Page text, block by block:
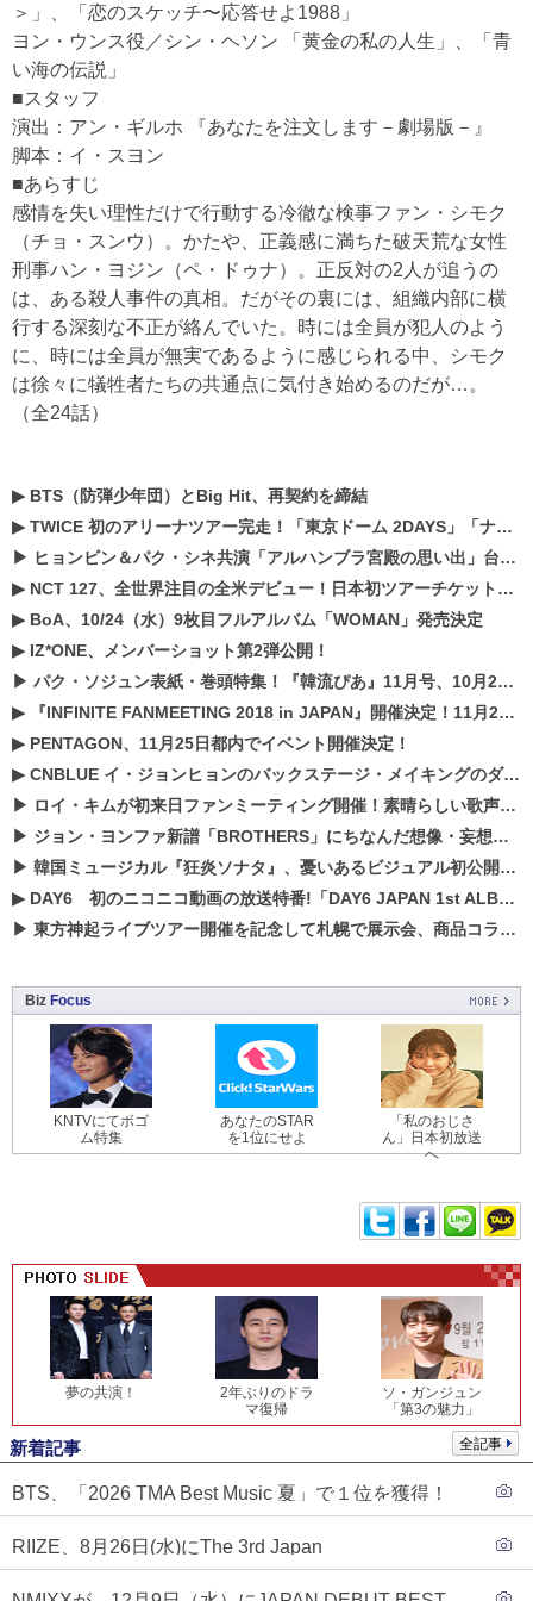
＞」、「恋のスケッチ〜応答せよ1988」
ヨン・ウンス役／シン・ヘソン 「黄金の私の人生」、「青
い海の伝説」
■スタッフ
演出：アン・ギルホ 『あなたを注文します－劇場版－』
脚本：イ・スヨン
■あらすじ
感情を失い理性だけで行動する冷徹な検事ファン・シモク
（チョ・スンウ）。かたや、正義感に満ちた破天荒な女性
刑事ハン・ヨジン（ペ・ドゥナ）。正反対の2人が追うの
は、ある殺人事件の真相。だがその裏には、組織内部に横
行する深刻な不正が絡んでいた。時には全員が犯人のよう
に、時には全員が無実であるように感じられる中、シモク
は徐々に犠牲者たちの共通点に気付き始めるのだが…。
（全24話）
▶ BTS（防弾少年団）とBig Hit、再契約を締結
▶TWICE 初のアリーナツアー完走！「東京ドーム 2DAYS」「ナゴヤドーム1DAY」「京セラドーム1DAY」2019年ドームツアー開催決定！！
▶ ヒョンビン＆パク・シネ共演「アルハンブラ宮殿の思い出」台本読み現場を公開
▶ NCT 127、全世界注目の全米デビュー！日本初ツアーチケットが早くもプレミア化！？
▶ BoA、10/24（水）9枚目フルアルバム「WOMAN」発売決定
▶ IZ*ONE、メンバーショット第2弾公開！
▶ パク・ソジュン表紙・巻頭特集！『韓流ぴあ』11月号、10月22日（月）発売！
▶
『INFINITE FANMEETING 2018 in JAPAN』開催決定！11月21、22日にパシフィコ横浜にて実施
▶ PENTAGON、11月25日都内でイベント開催決定！
▶CNBLUE イ・ジョンヒョンのバックステージ・メイキングのダイジェスト映像が公開！
▶ ロイ・キムが初来日ファンミーティング開催！素晴らしい歌声に癒される贅沢な時間
▶ ジョン・ヨンファ新譜「BROTHERS」にちなんだ想像・妄想企画がスタート！
▶ 韓国ミュージカル『狂炎ソナタ』、憂いある​ビジュアル初公開!! 主役リョウク、SHIN、KENらのコメントが到着！
▶ DAY6 初のニコニコ動画の放送特番!「DAY6 JAPAN 1st ALBUM「UNLOCK」発売記念 ライブ@ニコ生」を配信決定!
▶ 東方神起ライブツアー開催を記念して札幌で展示会、商品コラボが実現！！
Biz Focus
KNTVにてボゴ
ム特集
あなたのSTAR
を1位にせよ
「私のおじさ
ん」日本初放送
へ
夢の共演！
2年ぶりのドラ
マ復帰
ソ・ガンジュン
「第3の魅力」
全記事
新着記事
BTS、「2026 TMA Best Music 夏」で１位を獲得！
RIIZE、8月26日(水)にThe 3rd Japan